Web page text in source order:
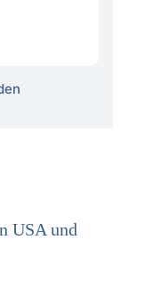
Legal,
USA und